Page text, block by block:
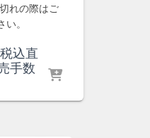
れの際はご
い。
現
税込直
手数